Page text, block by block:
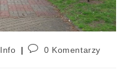
Info 0 Komentarzy